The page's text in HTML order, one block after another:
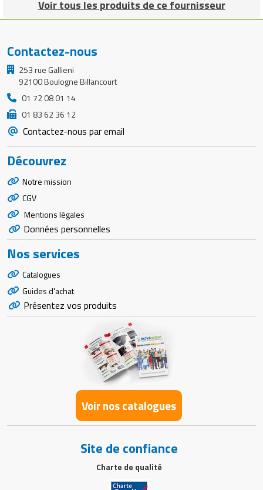
Voir tous les produits de ce fournisseur
Contactez-nous
253 rue Gallieni
92100 Boulogne Billancourt
01 72 08 01 14
01 83 62 36 12
Contactez-nous par email
Découvrez
Notre mission
CGV
Mentions légales
Données personnelles
Nos services
Catalogues
Guides d'achat
Présentez vos produits
Voir nos catalogues
Site de confiance
Charte de qualité